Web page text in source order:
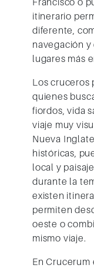
itinerario
diferente,
navegación
lugares más
Los cruceros
quienes
fiordos, vida
viaje muy
Nueva
históricas,
local y
durante la
existen
permiten
oeste o
mismo viaje.
En